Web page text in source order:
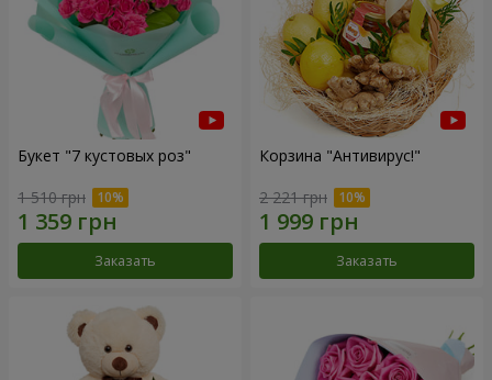
Букет "7 кустовых роз"
1 510 грн
Заказать
Корзина "Антивирус!"
2 221 грн
Заказать